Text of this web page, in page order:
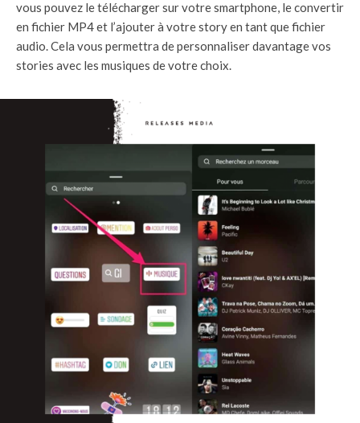
vous pouvez le télécharger sur votre smartphone, le convertir
en fichier MP4 et l’ajouter à votre story en tant que fichier
audio. Cela vous permettra de personnaliser davantage vos
stories avec les musiques de votre choix.